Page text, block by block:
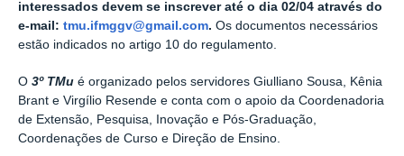
interessados devem se inscrever até o dia 02/04 através do
e-mail: tmu.ifmggv@gmail.com. Os documentos necessários
estão indicados no artigo 10 do regulamento.
O 3º TMu é organizado pelos servidores Giulliano Sousa, Kênia
Brant e Virgílio Resende e conta com o apoio da Coordenadoria
de Extensão, Pesquisa, Inovação e Pós-Graduação,
Coordenações de Curso e Direção de Ensino.